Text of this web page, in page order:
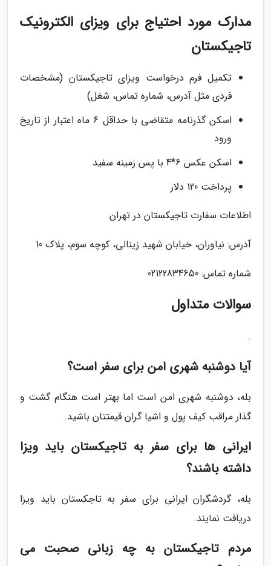
مدارک مورد احتیاج برای ویزای الکترونیک
تاجیکستان
تکمیل فرم درخواست ویزای تاجیکستان (مشخصات
فردی مثل آدرس، شماره تماس، شغل)
اسکن گذرنامه متقاضی با حداقل 6 ماه اعتبار از تاریخ
ورود
اسکن عکس 6*4 با پس زمینه سفید
پرداخت 120 دلار
اطلاعات سفارت تاجیکستان در تهران
آدرس: نیاوران، خیابان شهید زینالی، کوچه سوم، پلاک 10
شماره تماس: 02122834650
سوالات متداول
.
آیا دوشنبه شهری امن برای سفر است؟
بله، دوشنبه شهری امن است اما بهتر است هنگام گشت و
گذار مراقب کیف پول و اشیا گران قیمتتان باشید.
ایرانی ها برای سفر به تاجیکستان باید ویزا
داشته باشند؟
بله، گردشگران ایرانی برای سفر به تاجکستان باید ویزا
دریافت نمایند.
مردم تاجیکستان به چه زبانی صحبت می